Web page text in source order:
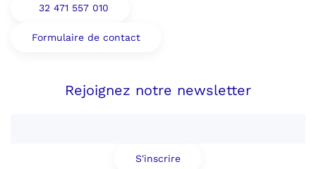
32 471 557 010
Formulaire de contact
Rejoignez notre newsletter
S'inscrire